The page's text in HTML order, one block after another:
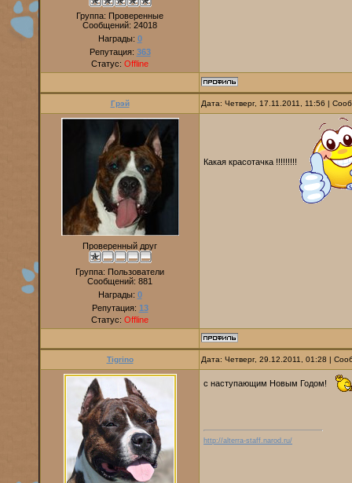
Группа: Проверенные
Сообщений: 24018
Награды: 0
Репутация: 363
Статус: Offline
Грэй Дата: Четверг, 17.11.2011, 11:56 |
Проверенный друг
Группа: Пользователи
Сообщений: 881
Награды: 0
Репутация: 13
Статус: Offline
Какая красотачка !!!!!!!!!
Tigrino Дата: Четверг, 29.12.2011, 01:28 |
с наступающим Новым Годом!
http://alterra-staff.narod.ru/